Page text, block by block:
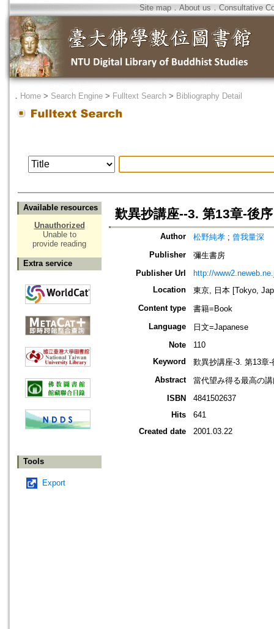
Site map．About us ． Consultative
． Home > Search Engine > Fulltext Search > Bibliography Detail
Available resources
Unauthorized
Unable to
provide reading
Extra service
Tools
Export
歎異抄講座--3. 第13章-後序
Author 松野純孝 ; 曾我量深
Publisher
彌生書房
Publisher Url
http://
Location
東京, 日本 [Tokyo,
Content type
書籍=Book
Language
日文=Japanese
Note
110
Keyword
歎異抄講座-3. 第13章
Abstract
當代望み得る最高の
ISBN
4841502637
Hits
641
Created date
2001.03.22